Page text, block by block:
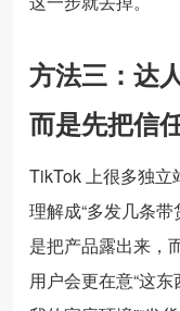
方法三：达
而是先把信
TikTok 上很多独立
理解成“多发几条
是把产品露出来，
用户会更在意“这